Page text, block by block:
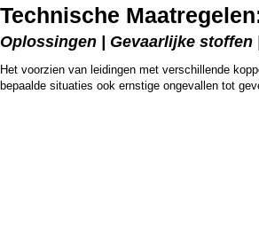
Technische
Oplossingen | Gevaarlijke
Het voorzien van leidingen met verschillende
bepaalde situaties ook ernstige ongevallen tot